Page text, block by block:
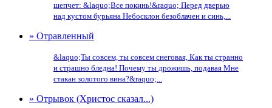
шепчет: &laquo;Все покинь!&raquo; Перед дверью
над кустом бурьяна Небосклон безоблачен и синь,...
» Отравленный
&laquo;Ты совсем, ты совсем снеговая, Как ты странно
и страшно бледна! Почему ты дрожишь, подавая Мне
стакан золотого вина?&raquo;...
» Отрывок (Христос сказал...)